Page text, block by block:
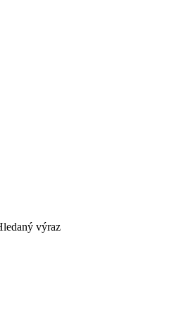
výraz